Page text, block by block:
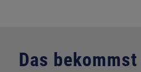
Das